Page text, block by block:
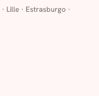
· Lille · Estrasburgo ·